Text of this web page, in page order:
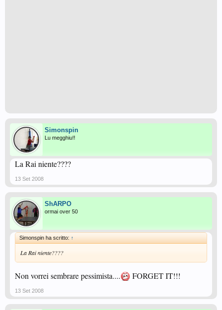
Simonspin
Lu megghiu!!
La Rai niente????
13 Set 2008
ShARPO
ormai over 50
Simonspin ha scritto: ↑
La Rai niente????
Non vorrei sembrare pessimista.... FORGET IT!!!
13 Set 2008